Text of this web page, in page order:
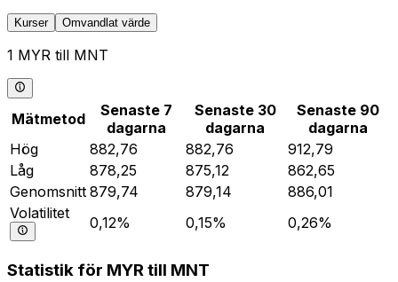
Kurser Omvandlat värde
1 MYR till MNT
Mätmetod
Senaste 7
dagarna
Senaste 30
dagarna
Senaste 90
dagarna
Hög
882,76 882,76
912,79
Låg
878,25 875,12
862,65
Genomsnitt 879,74 879,14
886,01
Volatilitet
0,12% 0,15% 0,26%
Statistik för MYR till MNT